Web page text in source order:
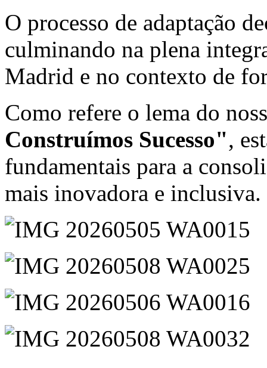
O processo de adaptação
culminando na plena
Madrid e no contexto de
Como refere o lema do
Construímos Sucesso",
fundamentais para a
mais inovadora e inclusiva.